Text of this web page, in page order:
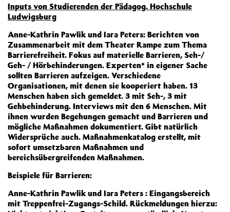
Inputs von Studierenden der Pädagog. Hochschule
Ludwigsburg
Anne-Kathrin Pawlik und Iara Peters: Berichten von
Zusammenarbeit mit dem Theater Rampe zum Thema
Barrierefreiheit. Fokus auf materielle Barrieren, Seh-/
Geh- / Hörbehinderungen. Experten* in eigener Sache
sollten Barrieren aufzeigen. Verschiedene
Organisationen, mit denen sie kooperiert haben. 13
Menschen haben sich gemeldet. 3 mit Seh-, 3 mit
Gehbehinderung. Interviews mit den 6 Menschen. Mit
ihnen wurden Begehungen gemacht und Barrieren und
mögliche Maßnahmen dokumentiert. Gibt natürlich
Widersprüche auch. Maßnahmenkatalog erstellt, mit
sofort umsetzbaren Maßnahmen und
bereichsübergreifenden Maßnahmen.
Beispiele für Barrieren:
Anne-Kathrin Pawlik und Iara Peters : Eingangsbereich
mit Treppenfrei-Zugangs-Schild. Rückmeldungen hierzu: